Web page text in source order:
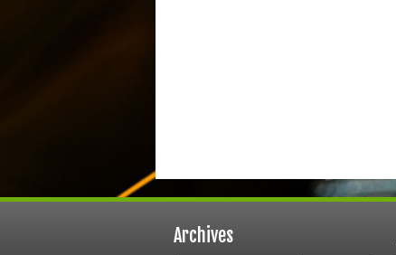
Archives